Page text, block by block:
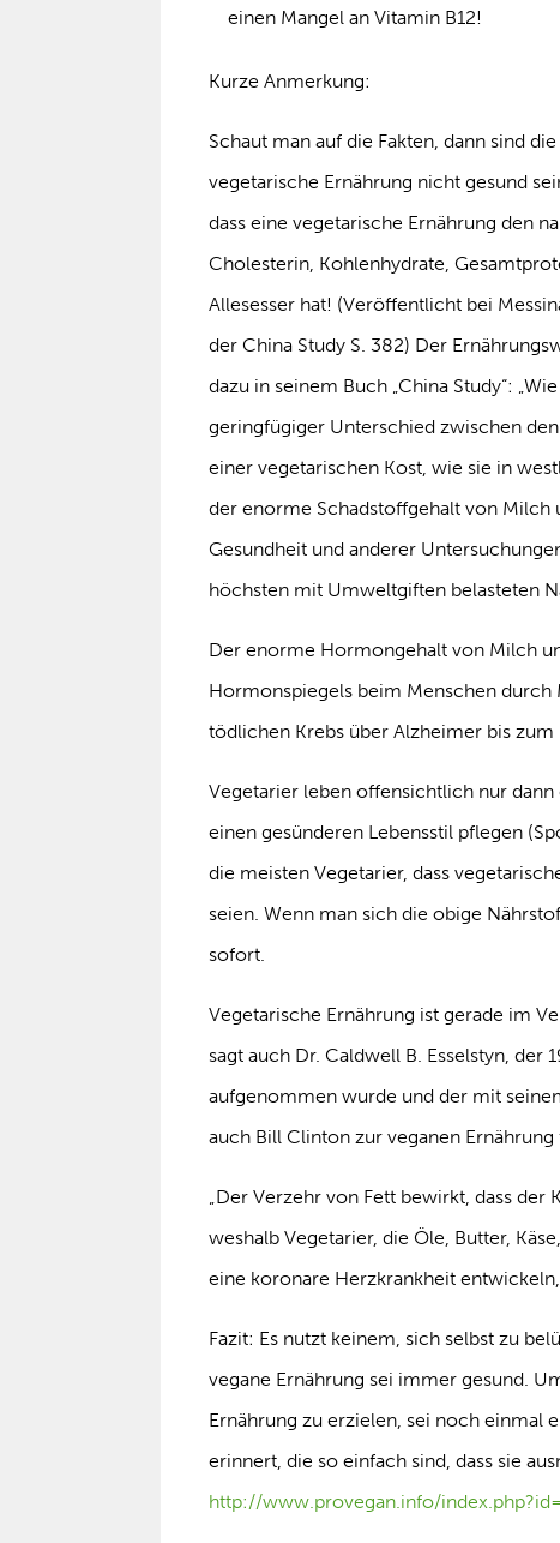
einen Mangel an Vitamin B12!
Kurze Anmerkung:
Schaut man auf die Fakten, dann sind
vegetarische Ernährung nicht gesund
dass eine vegetarische Ernährung den
Cholesterin, Kohlenhydrate,
Allesesser hat! (Veröffentlicht bei
der China Study S. 382) Der
dazu in seinem Buch „China Study“:
geringfügiger Unterschied zwischen
einer vegetarischen Kost, wie sie in
der enorme Schadstoffgehalt von
Gesundheit und anderer
höchsten mit Umweltgiften belasteten
Der enorme Hormongehalt von Milch
Hormonspiegels beim Menschen
tödlichen Krebs über Alzheimer bis zum
Vegetarier leben offensichtlich nur
einen gesünderen Lebensstil pflegen
die meisten Vegetarier, dass
seien. Wenn man sich die obige
sofort.
Vegetarische Ernährung ist gerade im
sagt auch Dr. Caldwell B. Esselstyn, der
aufgenommen wurde und der mit
auch Bill Clinton zur veganen Ernährung
„Der Verzehr von Fett bewirkt, dass
weshalb Vegetarier, die Öle, Butter,
eine koronare Herzkrankheit
Fazit: Es nutzt keinem, sich selbst zu
vegane Ernährung sei immer gesund.
Ernährung zu erzielen, sei noch einmal
erinnert, die so einfach sind, dass sie
http://www.provegan.info/